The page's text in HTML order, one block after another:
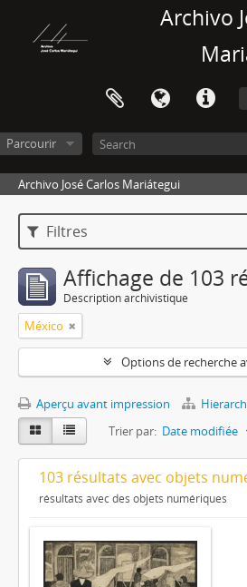
Archivo
Parcourir
Archivo José Carlos Mariátegui
Filtres
Affichage de 103
Description archivistique
México
Options de recherche
Aperçu avant impression
Trier par: Date modifiée
103 résultats avec objets
résultats avec des objets numériques